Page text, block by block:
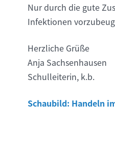
Nur durch die gute
Infektionen
Herzliche Grüße
Anja Sachsenhausen
Schulleiterin, k.b.
Schaubild: Handeln